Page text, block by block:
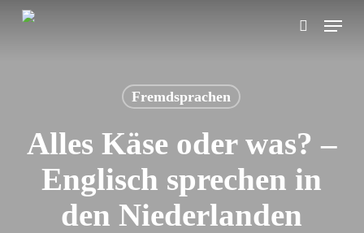
Skip
search
Menu
Fremdsprachen
Alles Käse oder was? –
Englisch sprechen in
den Niederlanden